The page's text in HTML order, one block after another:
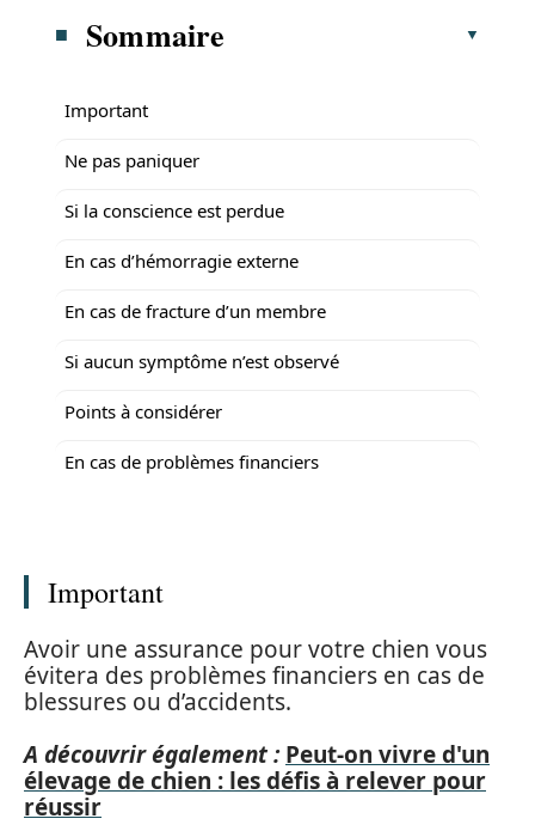
Sommaire
Important
Ne pas paniquer
Si la conscience est perdue
En cas d’hémorragie externe
En cas de fracture d’un membre
Si aucun symptôme n’est observé
Points à considérer
En cas de problèmes financiers
Important
Avoir une assurance pour votre chien vous
évitera des problèmes financiers en cas de
blessures ou d’accidents.
A découvrir également : Peut-on vivre d'un
élevage de chien : les défis à relever pour
réussir